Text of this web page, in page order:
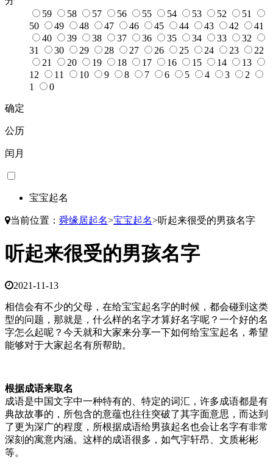
59
58 57 56 55 54 53 52
51
50
49 48 47 46 45 44 43 42
41
40
39 38 37 36 35 34 33
32
31
30 29 28 27 26 25 24 23
22
21
20 19 18 17 16 15 14
13
12
11 10 9 8 7 6 5 4 3
2
1
0
确定
公历
闰月
宝宝起名
当前位置： 舜缘居起名>宝宝起名>听起来很受的男孩名字
听起来很受的男孩名字
2021-11-13
相信会有不少的父母，在给宝宝起名字的时候，都会碰到这类
型的问题，那就是，什么样的名字才算好名字呢？一个好的名
字怎么起呢？今天就和大家来分享一下如何给宝宝起名，希望
能够对于大家起名有所帮助。
根据成语来取名
成语是中国文字中一种特有的、特定的词汇，许多成语都是有
典故故事的，所包含的意蕴也往往突破了其字面意思，而达到
了更为深广的程度，所根据成语给男孩起名也会让名字有非常
深刻的寓意内涵。这样的成语很多，如气宇轩昂、文质彬彬
等。